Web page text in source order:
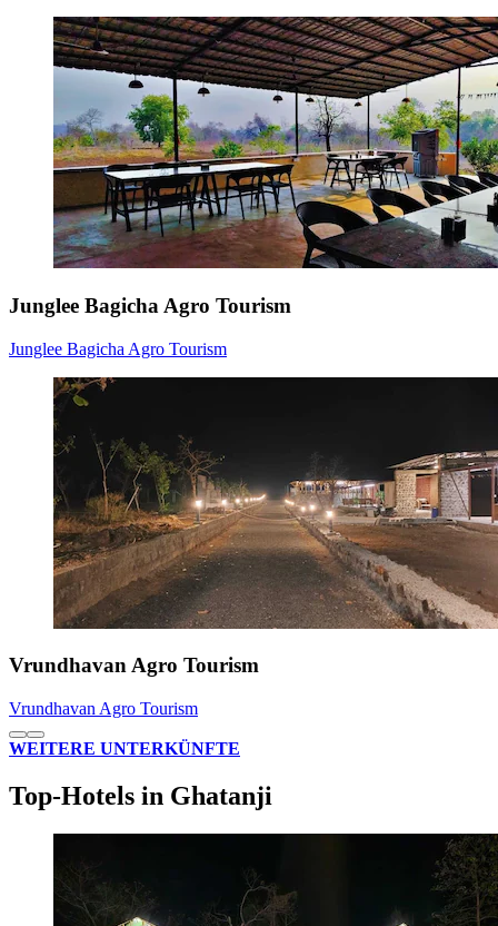
Junglee Bagicha Agro Tourism
Junglee Bagicha Agro Tourism
Vrundhavan Agro Tourism
Vrundhavan Agro Tourism
WEITERE UNTERKÜNFTE
Top-Hotels in Ghatanji